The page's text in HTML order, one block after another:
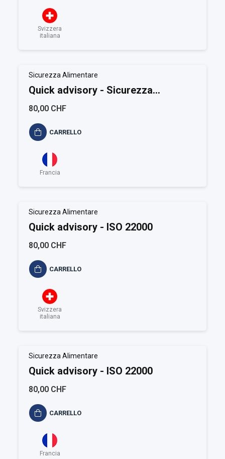
Svizzera
italiana
Sicurezza Alimentare
Quick advisory - Sicurezza
Alimentare
80,00 CHF
CARRELLO
Francia
Sicurezza Alimentare
Quick advisory - ISO 22000
80,00 CHF
CARRELLO
Svizzera
italiana
Sicurezza Alimentare
Quick advisory - ISO 22000
80,00 CHF
CARRELLO
Francia